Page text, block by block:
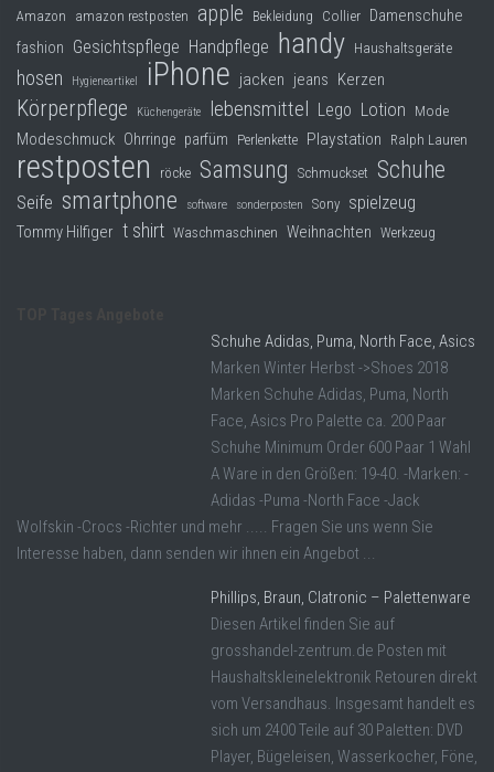
Amazon amazon restposten apple Bekleidung Collier Damenschuhe
fashion Gesichtspflege Handpflege handy Haushaltsgeräte
hosen Hygieneartikel iPhone jacken jeans Kerzen
Körperpflege Küchengeräte lebensmittel Lego Lotion Mode
Modeschmuck Ohrringe parfüm Perlenkette Playstation Ralph Lauren
restposten röcke Samsung Schmuckset Schuhe
Seife smartphone software sonderposten Sony spielzeug
Tommy Hilfiger t shirt Waschmaschinen Weihnachten Werkzeug
Schuhe Adidas, Puma, North Face, Asics
Marken Winter Herbst ->Shoes 2018
Marken Schuhe Adidas, Puma, North
Face, Asics Pro Palette ca. 200 Paar
Schuhe Minimum Order 600 Paar 1 Wahl
A Ware in den Größen: 19-40. -Marken: -
Adidas -Puma -North Face -Jack
Wolfskin -Crocs -Richter und mehr ..... Fragen Sie uns wenn Sie
Interesse haben, dann senden wir ihnen ein Angebot ...
Phillips, Braun, Clatronic – Palettenware
Diesen Artikel finden Sie auf
grosshandel-zentrum.de Posten mit
Haushaltskleinelektronik Retouren direkt
vom Versandhaus. Insgesamt handelt es
sich um 2400 Teile auf 30 Paletten: DVD
Player, Bügeleisen, Wasserkocher, Föne,